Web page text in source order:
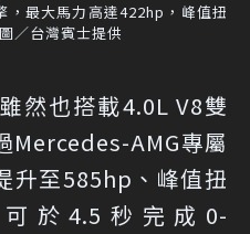
，最大馬力高達422hp，峰值扭
／台灣賓士提供
然也搭載4.0L V8雙
Mercedes-AMG專屬
升至585hp、峰值扭
於4.5秒完成0-